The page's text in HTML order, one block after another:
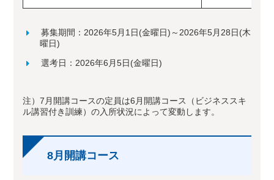
募集期間：2026年5月1日(金曜日)～2026年5月28日(木
曜日)
選考日：2026年6月5日(金曜日)
注）7月開講コースの定員は6月開講コース（ビジネススキ
ル講習付き訓練）の入所状況によって変動します。
8月開講コース